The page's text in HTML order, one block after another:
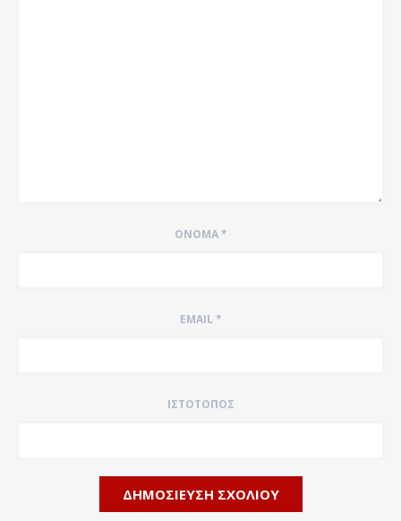
ΌΝΟΜΑ*
EMAIL*
ΙΣΤΌΤΟΠΟΣ